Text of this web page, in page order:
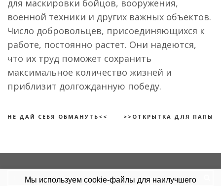
для маскировки бойцов, вооружения,
военной техники и других важных объектов.
Число добровольцев, присоединяющихся к
работе, постоянно растет. Они надеются,
что их труд поможет сохранить
максимальное количество жизней и
приблизит долгожданную победу.
НЕ ДАЙ СЕБЯ ОБМАНУТЬ<< >>ОТКРЫТКА ДЛЯ ПАПЫ
Search
Мы используем cookie-файлы для наилучшего